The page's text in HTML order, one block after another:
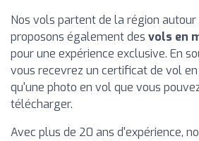
Nos vols partent de la région autour
proposons également des vols en
pour une expérience exclusive. En
vous recevrez un certificat de vol
qu'une photo en vol que vous
télécharger.
Avec plus de 20 ans d'expérience,